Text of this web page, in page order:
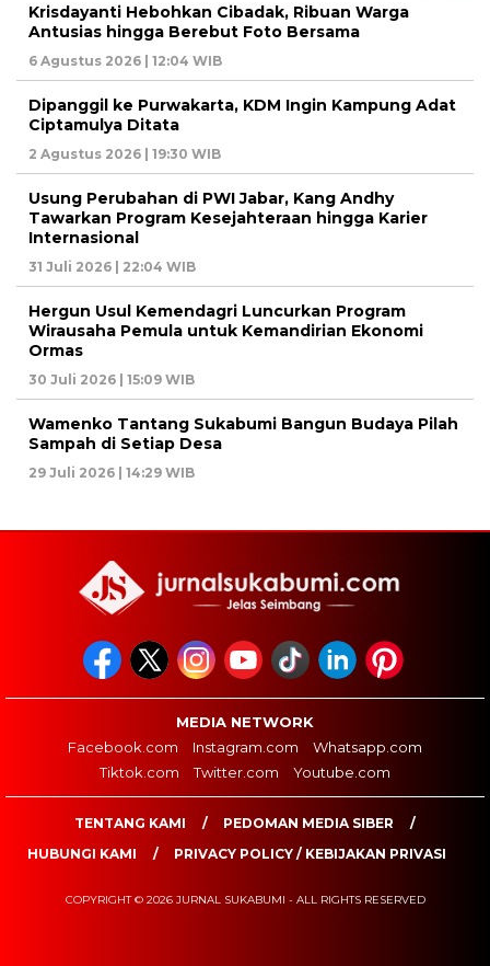
Krisdayanti Hebohkan Cibadak, Ribuan Warga
Antusias hingga Berebut Foto Bersama
6 Agustus 2026 | 12:04 WIB
Dipanggil ke Purwakarta, KDM Ingin Kampung Adat
Ciptamulya Ditata
2 Agustus 2026 | 19:30 WIB
Usung Perubahan di PWI Jabar, Kang Andhy
Tawarkan Program Kesejahteraan hingga Karier
Internasional
31 Juli 2026 | 22:04 WIB
Hergun Usul Kemendagri Luncurkan Program
Wirausaha Pemula untuk Kemandirian Ekonomi
Ormas
30 Juli 2026 | 15:09 WIB
Wamenko Tantang Sukabumi Bangun Budaya Pilah
Sampah di Setiap Desa
29 Juli 2026 | 14:29 WIB
MEDIA NETWORK
Facebook.com
Instagram.com
Whatsapp.com
Tiktok.com
Twitter.com Youtube.com
TENTANG KAMI
PEDOMAN MEDIA SIBER
HUBUNGI KAMI
PRIVACY POLICY / KEBIJAKAN PRIVASI
COPYRIGHT © 2026 JURNAL SUKABUMI - ALL RIGHTS RESERVED